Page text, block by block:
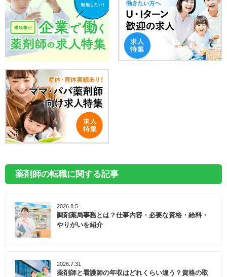
薬剤師の転職に関する記事
2026.8.5
調剤薬局事務とは？仕事内容・必要な資格・給料・
やりがいを紹介
2026.7.31
薬剤師と看護師の年収はどれくらい違う？資格の取